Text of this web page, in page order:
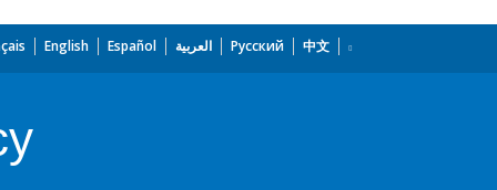
English Español العربية Русский 中文